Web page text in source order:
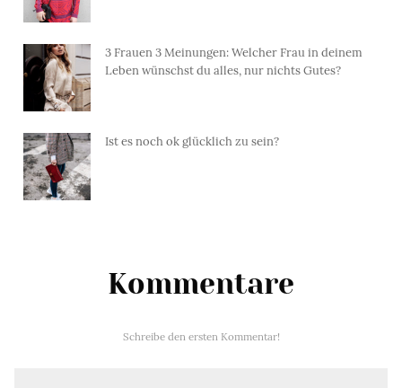
3 Frauen 3 Meinungen: Welcher Frau in deinem
Leben wünschst du alles, nur nichts Gutes?
Ist es noch ok glücklich zu sein?
Kommentare
Schreibe den ersten Kommentar!